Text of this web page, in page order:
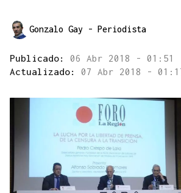
Gonzalo Gay - Periodista
Publicado: 06 Abr 2018 - 01:51
Actualizado: 07 Abr 2018 -